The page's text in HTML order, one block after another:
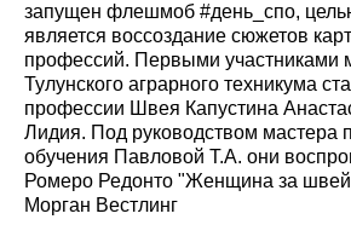
запущен флешмоб #день_спо,
является воссоздание сюжетов
профессий. Первыми участниками
Тулунского аграрного техникума
профессии Швея Капустина
Лидия. Под руководством мастера
обучения Павловой Т.А. они
Ромеро Редонто "Женщина за
Морган Вестлинг